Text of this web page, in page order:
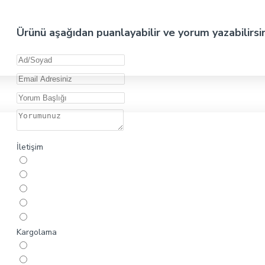
Ürünü aşağıdan puanlayabilir ve yorum
İletişim
Kargolama